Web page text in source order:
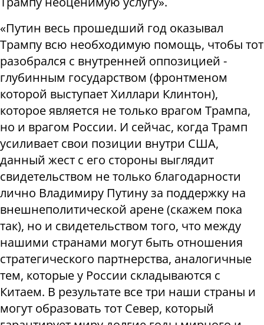
«Путин весь прошедший год оказывал
Трампу всю необходимую помощь, чтобы тот
разобрался с внутренней оппозицией -
глубинным государством (фронтменом
которой выступает Хиллари Клинтон),
которое является не только врагом Трампа,
но и врагом России. И сейчас, когда Трамп
усиливает свои позиции внутри США,
данный жест с его стороны выглядит
свидетельством не только благодарности
лично Владимиру Путину за поддержку на
внешнеполитической арене (скажем пока
так), но и свидетельством того, что между
нашими странами могут быть отношения
стратегического партнерства, аналогичные
тем, которые у России складываются с
Китаем. В результате все три наши страны и
могут образовать тот Север, который